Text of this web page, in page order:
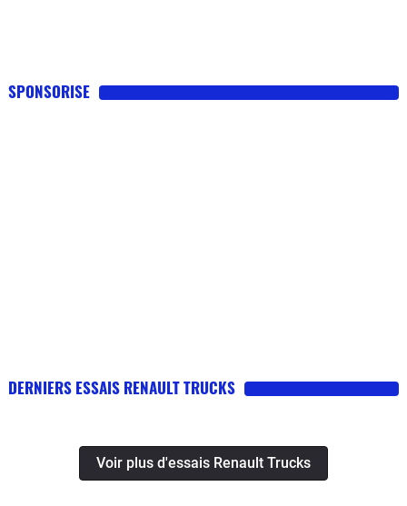
SPONSORISE
DERNIERS ESSAIS RENAULT TRUCKS
Voir plus d'essais Renault Trucks